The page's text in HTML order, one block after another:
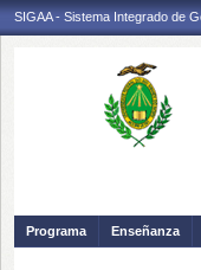
SIGAA - Sistema Integrado de
Programa Enseñanza